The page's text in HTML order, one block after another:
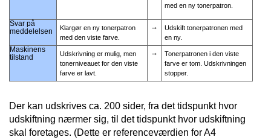
med en ny tonerpatron.
Svar på
meddelelsen
Klargør en ny tonerpatron
med den viste farve.
→
Udskift tonerpatronen med
en ny.
Maskinens
tilstand
Udskrivning er mulig, men
tonerniveauet for den viste
farve er lavt.
→
Tonerpatronen i den viste
farve er tom. Udskrivningen
stopper.
Der kan udskrives ca. 200 sider, fra det tidspunkt hvor
udskiftning nærmer sig, til det tidspunkt hvor udskiftning
skal foretages. (Dette er referenceværdien for A4